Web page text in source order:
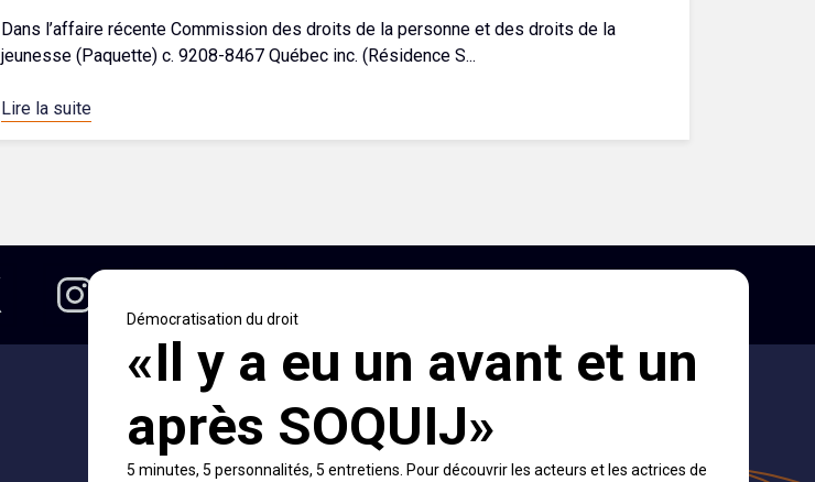
Dans l’affaire récente Commission des droits de la personne et des droits de la
jeunesse (Paquette) c. 9208-8467 Québec inc. (Résidence S...
Lire la suite
Accès rapides
À propos
Notifications et